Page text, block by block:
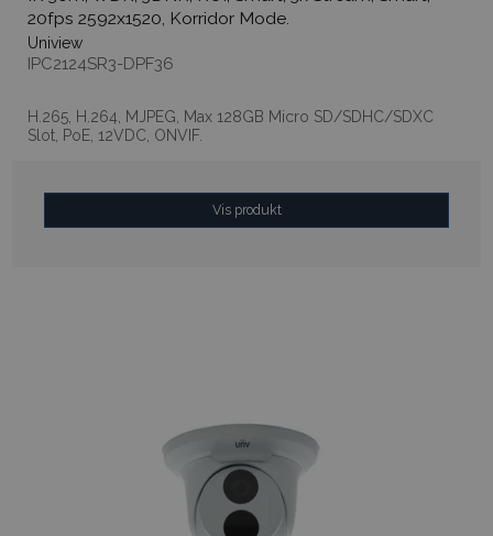
20fps 2592x1520, Korridor Mode.
Uniview
IPC2124SR3-DPF36
H.265, H.264, MJPEG, Max 128GB Micro SD/SDHC/SDXC
Slot, PoE, 12VDC, ONVIF.
Vis produkt